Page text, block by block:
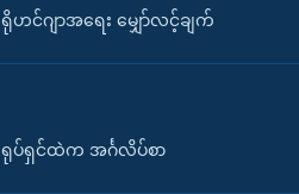
ရိုဟင်ဂျာအရေး မျှော်လင့်ချက်
ရုပ်ရှင်ထဲက အင်္ဂလိပ်စာ